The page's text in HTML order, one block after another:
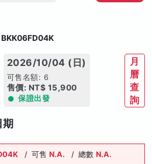
BKK06FD04K
2026/10/04 (日)
可售名額: 6
售價: NT$ 15,900
保證出發
月
曆
查
詢
/ 可售 N.A. / 總數 N.A.